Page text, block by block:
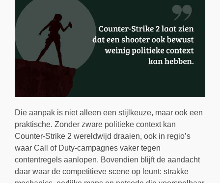
Die aanpak is niet alleen een stijlkeuze, maar ook een
praktische. Zonder zware politieke context kan
Counter-Strike 2 wereldwijd draaien, ook in regio’s
waar Call of Duty-campagnes vaker tegen
contentregels aanlopen. Bovendien blijft de aandacht
daar waar de competitieve scene op leunt: strakke